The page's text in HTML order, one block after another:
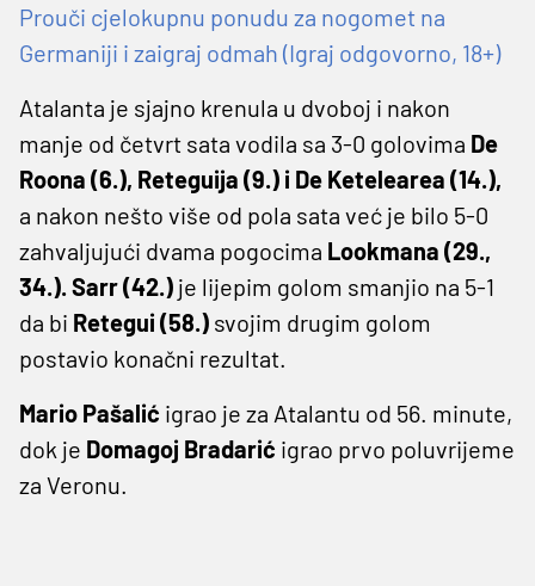
Prouči cjelokupnu ponudu za nogomet na
Germaniji i zaigraj odmah (Igraj odgovorno, 18+)
Atalanta je sjajno krenula u dvoboj i nakon
manje od četvrt sata vodila sa 3-0 golovima De
Roona (6.), Reteguija (9.) i De Ketelearea (14.),
a nakon nešto više od pola sata već je bilo 5-0
zahvaljujući dvama pogocima Lookmana (29.,
34.).Sarr (42.) je lijepim golom smanjio na 5-1
da bi Retegui (58.) svojim drugim golom
postavio konačni rezultat.
Mario Pašalić igrao je za Atalantu od 56. minute,
dok je Domagoj Bradarić igrao prvo poluvrijeme
za Veronu.